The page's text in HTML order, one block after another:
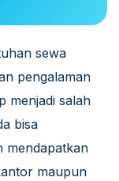
sewa
pengalaman
menjadi salah
bisa
mendapatkan
maupun